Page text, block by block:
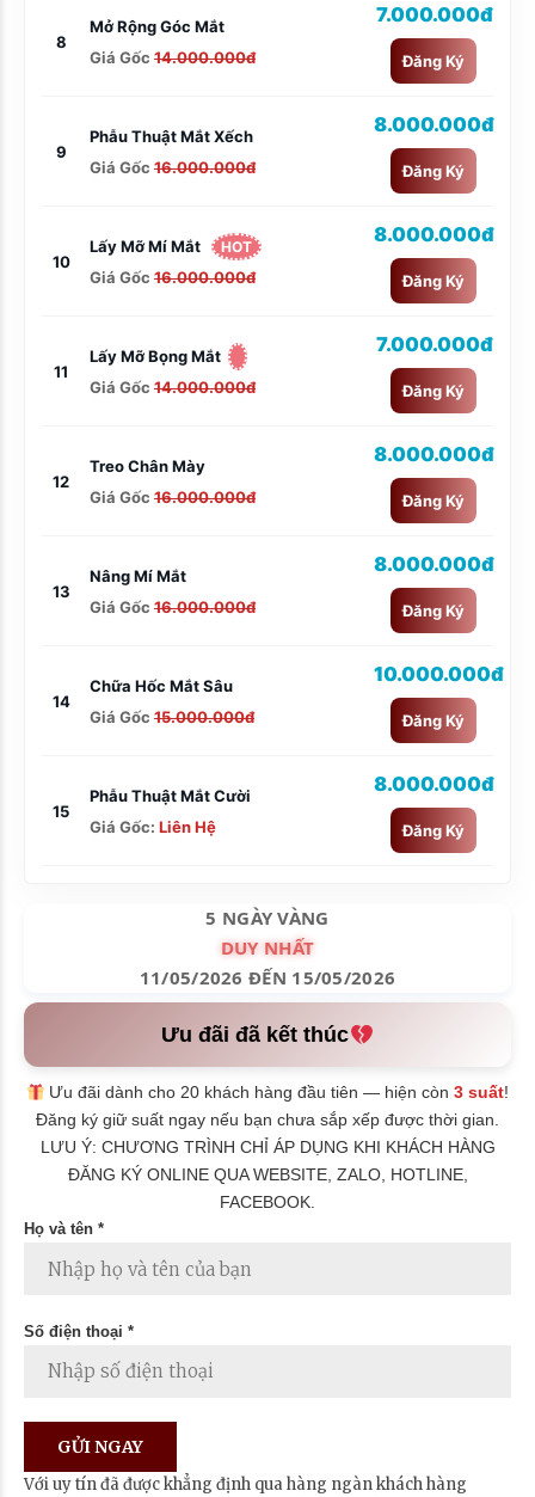
8
Mở Rộng Góc Mắt
Giá Gốc 14.000.000đ
7.000.000đ
Đăng Ký
9
Phẫu Thuật Mắt Xếch
Giá Gốc 16.000.000đ
8.000.000đ
Đăng Ký
10
Lấy Mỡ Mí Mắt HOT
Giá Gốc 16.000.000đ
8.000.000đ
Đăng Ký
11
Lấy Mỡ Bọng Mắt
Giá Gốc 14.000.000đ
7.000.000đ
Đăng Ký
12
Treo Chân Mày
Giá Gốc 16.000.000đ
8.000.000đ
Đăng Ký
13
Nâng Mí Mắt
Giá Gốc 16.000.000đ
8.000.000đ
Đăng Ký
14
Chữa Hốc Mắt Sâu
Giá Gốc 15.000.000đ
10.000.000đ
Đăng Ký
15
Phẫu Thuật Mắt Cười
Giá Gốc: Liên Hệ
8.000.000đ
Đăng Ký
5 NGÀY VÀNG
DUY NHẤT
11/05/2026 ĐẾN 15/05/2026
Ưu đãi đã kết thúc
Ưu đãi dành cho 20 khách hàng đầu tiên — hiện còn3 suất!
Đăng ký giữ suất ngay nếu bạn chưa sắp xếp được thời gian.
LƯU Ý: CHƯƠNG TRÌNH CHỈ ÁP DỤNG KHI KHÁCH HÀNG
ĐĂNG KÝ ONLINE QUA WEBSITE, ZALO, HOTLINE,
FACEBOOK.
Họ và tên *
Số điện thoại *
Với uy tín đã được khẳng định qua hàng ngàn khách hàng